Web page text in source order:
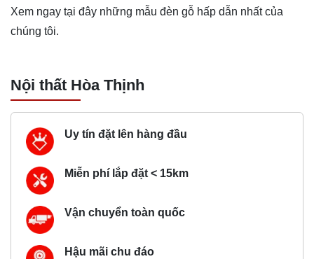
Xem ngay tại đây những mẫu đèn gỗ hấp dẫn nhất của
chúng tôi.
Nội thất Hòa Thịnh
Uy tín đặt lên hàng đầu
Miễn phí lắp đặt < 15km
Vận chuyển toàn quốc
Hậu mãi chu đáo